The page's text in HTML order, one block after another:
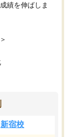
績を伸ばしま
新宿校